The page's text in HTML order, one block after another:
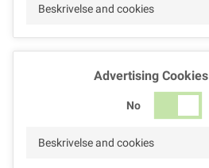
Beskrivelse and cookies
Advertising Cookies
No
Beskrivelse and cookies